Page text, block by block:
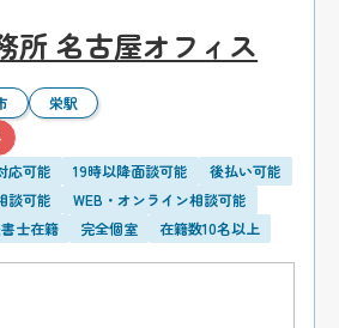
所 名古屋オフィス
栄駅
応可能 19時以降面談可能
後払い可能
談可能
WEB・オンライン相談可能
士在籍
完全個室 在籍数10名以上